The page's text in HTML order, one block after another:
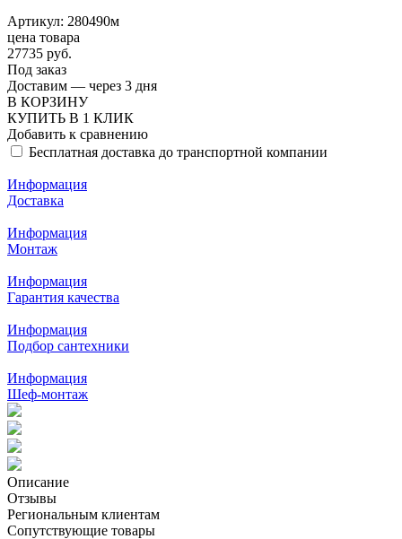
Артикул: 280490м
цена товара
27735 руб.
Под заказ
Доставим — через 3 дня
В КОРЗИНУ
КУПИТЬ В 1 КЛИК
Добавить к сравнению
Бесплатная доставка до транспортной компании
Информация
Доставка
Информация
Монтаж
Информация
Гарантия качества
Информация
Подбор сантехники
Информация
Шеф-монтаж
Описание
Отзывы
Региональным клиентам
Сопутствующие товары